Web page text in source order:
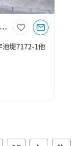
【埼玉県北足立郡伊奈町】北足立郡伊奈町大字小室150坪工場
池堤7172-1他